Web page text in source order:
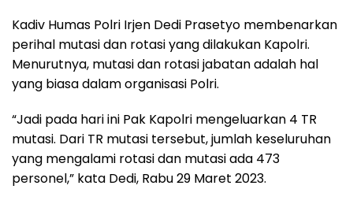
Kadiv Humas Polri Irjen Dedi Prasetyo membenarkan
perihal mutasi dan rotasi yang dilakukan Kapolri.
Menurutnya, mutasi dan rotasi jabatan adalah hal
yang biasa dalam organisasi Polri.
“Jadi pada hari ini Pak Kapolri mengeluarkan 4 TR
mutasi. Dari TR mutasi tersebut, jumlah keseluruhan
yang mengalami rotasi dan mutasi ada 473
personel,” kata Dedi, Rabu 29 Maret 2023.